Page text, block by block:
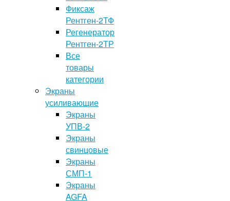
Фиксаж
Рентген-2ТФ
Регенератор
Рентген-2ТР
Все
товары
категории
Экраны
усиливающие
Экраны
УПВ-2
Экраны
свинцовые
Экраны
СМП-1
Экраны
AGFA